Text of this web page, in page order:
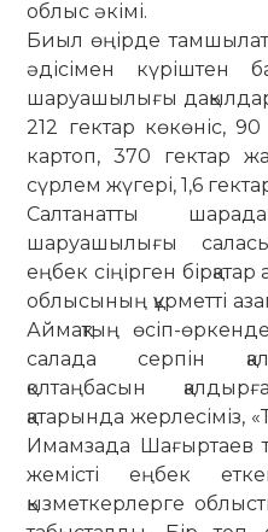
облыс әкімі.
Биыл өңірде
әдісімен күріштен
шаруашылығы
212 гектар көкөніс,
картоп, 370 гектар
сүрлем жүгері, 1,6
Салтанатты
шаруашылығы
еңбек сіңірген
облысының құрметті
Аймақтың өсіп-
салада серпін
қолтаңбасын
қатарында
Имамзада Шағыртаев
жемісті еңбек
қызметкерлерге